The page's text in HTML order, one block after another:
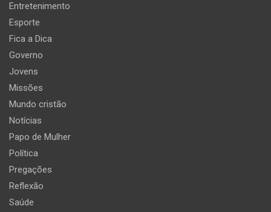
Entretenimento
Esporte
Fica a Dica
Governo
Jovens
Missões
Mundo cristão
Notícias
Papo de Mulher
Política
Pregações
Reflexão
Saúde